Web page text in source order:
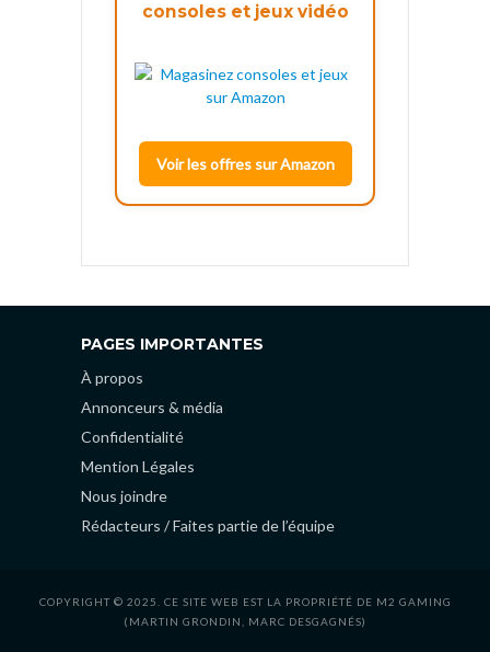
consoles et jeux vidéo
Voir les offres sur Amazon
PAGES IMPORTANTES
À propos
Annonceurs & média
Confidentialité
Mention Légales
Nous joindre
Rédacteurs / Faites partie de l’équipe
COPYRIGHT © 2025. CE SITE WEB EST LA PROPRIÉTÉ DE M2 GAMING
(MARTIN GRONDIN, MARC DESGAGNÉS)